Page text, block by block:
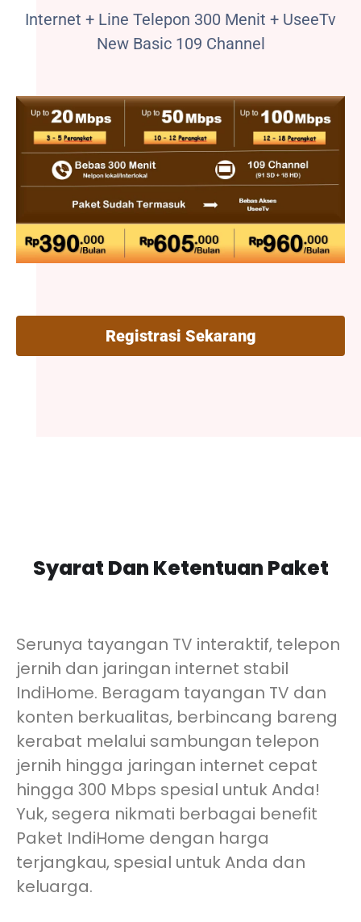
Internet + Line Telepon 300 Menit + UseeTv
New Basic 109 Channel
Registrasi Sekarang
Syarat Dan Ketentuan Paket
Serunya tayangan TV interaktif, telepon
jernih dan jaringan internet stabil
IndiHome. Beragam tayangan TV dan
konten berkualitas, berbincang bareng
kerabat melalui sambungan telepon
jernih hingga jaringan internet cepat
hingga 300 Mbps spesial untuk Anda!
Yuk, segera nikmati berbagai benefit
Paket IndiHome dengan harga
terjangkau, spesial untuk Anda dan
keluarga.